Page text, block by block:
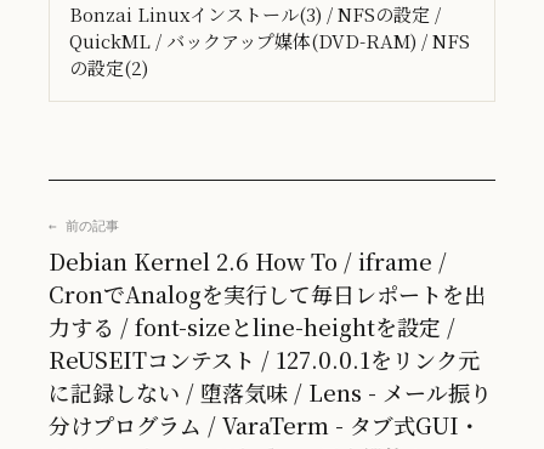
Bonzai Linuxインストール(3) / NFSの設定 /
QuickML / バックアップ媒体(DVD-RAM) / NFS
の設定(2)
← 前の記事
Debian Kernel 2.6 How To / iframe /
CronでAnalogを実行して毎日レポートを出
力する / font-sizeとline-heightを設定 /
ReUSEITコンテスト / 127.0.0.1をリンク元
に記録しない / 堕落気味 / Lens - メール振り
分けプログラム / VaraTerm - タブ式GUI・